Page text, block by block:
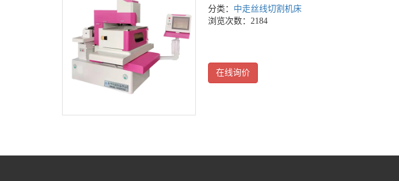
分类： 中走丝线切割机床
浏览次数：2184
在线询价